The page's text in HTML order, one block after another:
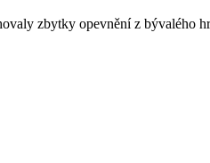
zbytky opevnění z bývalého